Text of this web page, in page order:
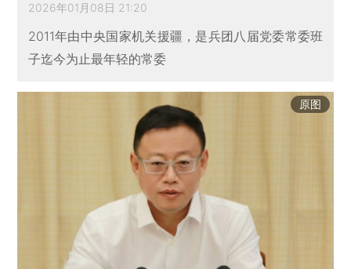
2026年01月08日 21:20
2011年由中央国家机关援疆，是兵团八届党委常委班
子迄今为止最年轻的常委
原图